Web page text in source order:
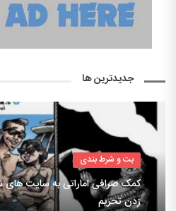
جدیدترین ها
بت و شرط بندی
کمک صرافی اماراتی به سایت های
زدن تحریم